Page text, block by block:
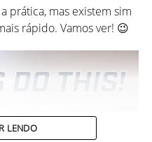
a gente lembrar de
esquece de um dia
companhia.
seu pai
Pais, dando toda a
prática, mas existem sim
rápido. Vamos ver! 😉
LENDO